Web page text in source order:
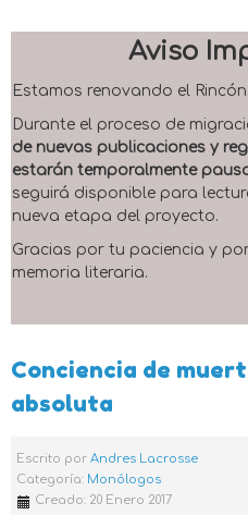
Aviso
Estamos renovando el Rincón.
Durante el proceso de
de nuevas publicaciones y
estarán temporalmente
seguirá disponible para
nueva etapa del proyecto.
Gracias por tu paciencia y
memoria literaria.
Conciencia de
absoluta
Escrito por Andres Lacrosse
Categoría: Monólogos
Creado: 20 Enero 2017